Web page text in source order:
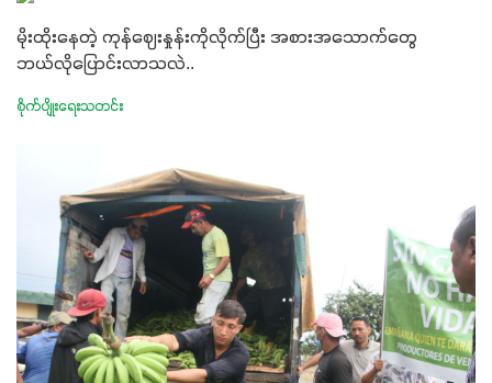
မိုးထိုးနေတဲ့ ကုန်ဈေးနှုန်းကိုလိုက်ပြီး အစားအသောက်တွေ
ဘယ်လိုပြောင်းလာသလဲ..
စိုက်ပျိုးရေးသတင်း